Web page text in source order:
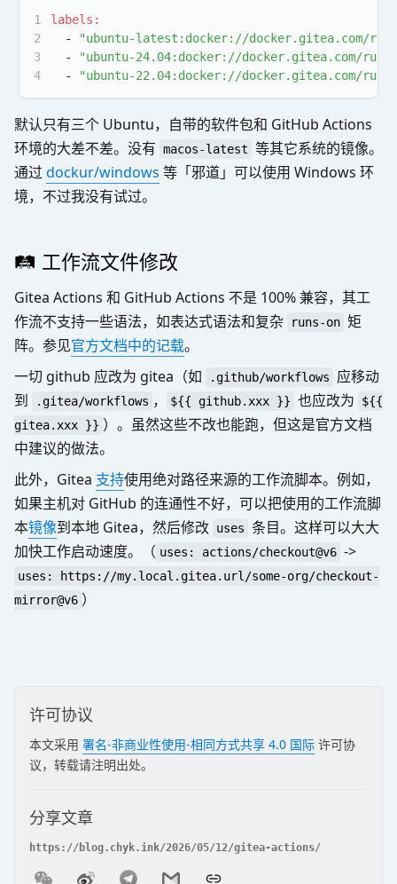
1
2
3
4
labels:
-
"ubuntu-latest:docker://docker.gitea.com/
-
"ubuntu-24.04:docker://docker.gitea.com/
-
"ubuntu-22.04:docker://docker.gitea.com/
默认只有三个 Ubuntu，自带的软件包和 GitHub Actions
环境的大差不差。没有 macos-latest 等其它系统的镜像。
通过 dockur/windows 等「邪道」可以使用 Windows 环
境，不过我没有试过。
🛤️ 工作流文件修改
Gitea Actions 和 GitHub Actions 不是 100% 兼容，其工
作流不支持一些语法，如表达式语法和复杂
runs-on 矩
阵。参见官方文档中的记载。
一切 github 应改为 gitea（如
.github/workflows
应移动
到
.gitea/workflows ， ${{ github.xxx }} 也应改为
${{
gitea.xxx }} ）。虽然这些不改也能跑，但这是官方文档
中建议的做法。
此外，Gitea 支持使用绝对路径来源的工作流脚本。例如，
如果主机对 GitHub 的连通性不好，可以把使用的工作流脚
本镜像到本地 Gitea，然后修改 uses 条目。这样可以大大
加快工作启动速度。（ uses: actions/checkout@v6 ->
uses: https://my.local.gitea.url/some-org/checkout-
mirror@v6 ）
许可协议
本文采用 署名-非商业性使用-相同方式共享 4.0 国际 许可协
议，转载请注明出处。
分享文章